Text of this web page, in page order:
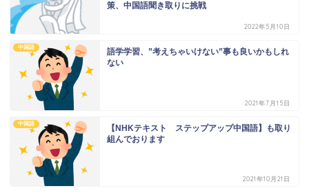
策、中国語聞き取りに挑戦
2022年5月10日
中国語
語学学習、”考えちゃいけない”事も良いかもしれ
ない
2021年7月15日
中国語
【NHKテキスト ステップアップ中国語】も取り
組んでおります
2021年10月21日